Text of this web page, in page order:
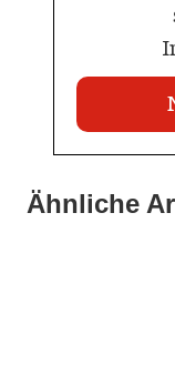
Ähnliche
Land Steiermark